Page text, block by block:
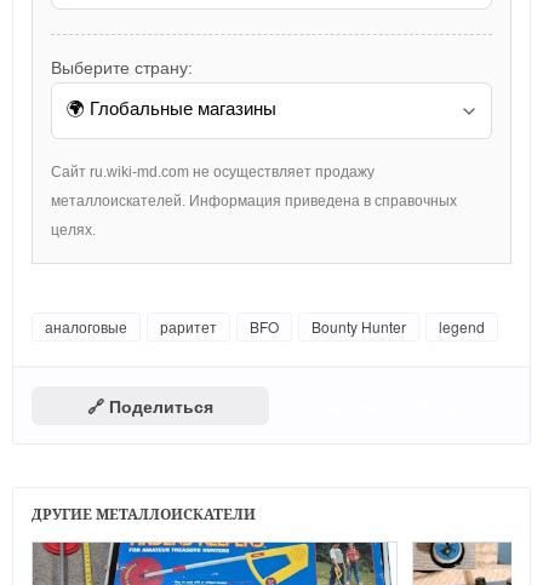
Выберите страну:
Сайт ru.wiki-md.com не осуществляет продажу
металлоискателей. Информация приведена в справочных
целях.
аналоговые раритет BFO Bounty Hunter legend
🔗 Поделиться
ДРУГИЕ МЕТАЛЛОИСКАТЕЛИ